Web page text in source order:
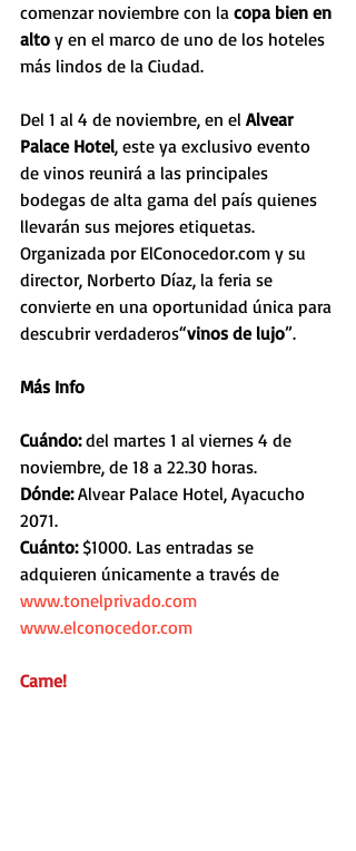
comenzar noviembre con la copa bien en
alto y en el marco de uno de los hoteles
más lindos de la Ciudad.
Del 1 al 4 de noviembre, en el Alvear
Palace Hotel, este ya exclusivo evento
de vinos reunirá a las principales
bodegas de alta gama del país quienes
llevarán sus mejores etiquetas.
Organizada por ElConocedor.com y su
director, Norberto Díaz, la feria se
convierte en una oportunidad única para
descubrir verdaderos“vinos de lujo”.
Más Info
Cuándo: del martes 1 al viernes 4 de
noviembre, de 18 a 22.30 horas.
Dónde: Alvear Palace Hotel, Ayacucho
2071.
Cuánto: $1000. Las entradas se
adquieren únicamente a través de
www.tonelprivado.com
www.elconocedor.com
Carne!